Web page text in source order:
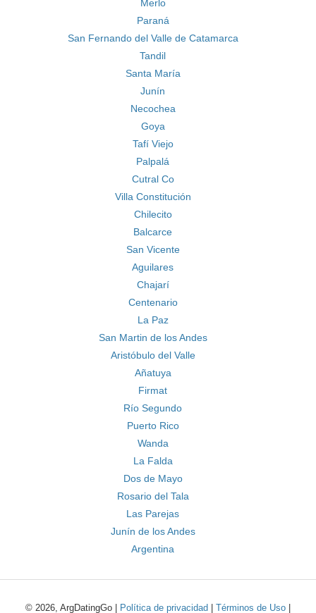
Merlo
Paraná
San Fernando del Valle de Catamarca
Tandil
Santa María
Junín
Necochea
Goya
Tafí Viejo
Palpalá
Cutral Co
Villa Constitución
Chilecito
Balcarce
San Vicente
Aguilares
Chajarí
Centenario
La Paz
San Martin de los Andes
Aristóbulo del Valle
Añatuya
Firmat
Río Segundo
Puerto Rico
Wanda
La Falda
Dos de Mayo
Rosario del Tala
Las Parejas
Junín de los Andes
Argentina
© 2026, ArgDatingGo | Política de privacidad Términos de Uso